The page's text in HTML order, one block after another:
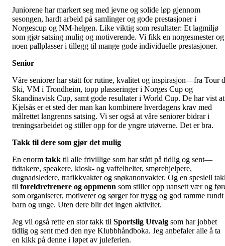
Juniorene har markert seg med jevne og solide løp gjennom
sesongen, hardt arbeid på samlinger og gode prestasjoner i
Norgescup og NM-helgen. Like viktig som resultater: Et lagmiljø
som gjør satsing mulig og motiverende. Vi fikk en norgesmester og
noen pallplasser i tillegg til mange gode individuelle prestasjoner.
Senior
Våre seniorer har stått for rutine, kvalitet og inspirasjon—fra Tour
Ski, VM i Trondheim, topp plasseringer i Norges Cup og
Skandinavisk Cup, samt gode resultater i World Cup. De har vist at
Kjelsås er et sted der man kan kombinere hverdagens krav med
målrettet langrenns satsing. Vi ser også at våre seniorer bidrar i
treningsarbeidet og stiller opp for de yngre utøverne. Det er bra.
Takk til dere som gjør det mulig
En enorm takk til alle frivillige som har stått på tidlig og sent—
tidtakere, speakere, kiosk- og vaffelhelter, smørehjelpere,
dugnadsledere, trafikkvakter og snøkanonvakter. Og en spesiell
til foreldretrenere og oppmenn som stiller opp uansett vær og
som organiserer, motiverer og sørger for trygg og god ramme rundt
barn og unge. Uten dere blir det ingen aktivitet.
Jeg vil også rette en stor takk til Sportslig Utvalg som har jobbet
tidlig og sent med den nye Klubbhåndboka. Jeg anbefaler alle å ta
en kikk på denne i løpet av juleferien.